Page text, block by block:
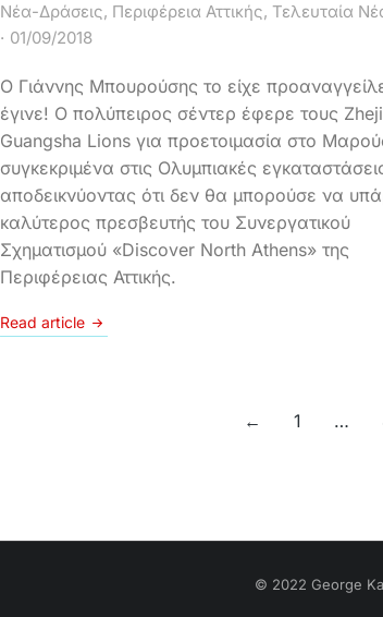
Νέα-Δράσεις, Περιφέρεια Αττικής, Τελευταία
01/09/2018
Ο Γιάννης Μπουρούσης το είχε
έγινε! Ο πολύπειρος σέντερ έφερε τους
Guangsha Lions για προετοιμασία στο
συγκεκριμένα στις Ολυμπιακές
αποδεικνύοντας ότι δεν θα μπορούσε να
καλύτερος πρεσβευτής του Συνεργατικού
Σχηματισμού «Discover North Athens» της
Περιφέρειας Αττικής.
Read article
← 1 …
© 2022 George